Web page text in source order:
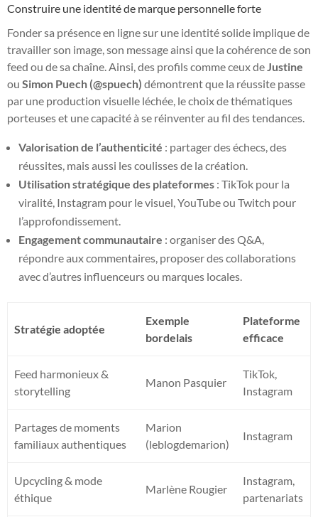
Construire une identité de marque personnelle forte
Fonder sa présence en ligne sur une identité solide implique de
travailler son image, son message ainsi que la cohérence de son
feed ou de sa chaîne. Ainsi, des profils comme ceux de Justine
ou Simon Puech (@spuech) démontrent que la réussite passe
par une production visuelle léchée, le choix de thématiques
porteuses et une capacité à se réinventer au fil des tendances.
Valorisation de l’authenticité : partager des échecs, des
réussites, mais aussi les coulisses de la création.
Utilisation stratégique des plateformes : TikTok pour la
viralité, Instagram pour le visuel, YouTube ou Twitch pour
l’approfondissement.
Engagement communautaire : organiser des Q&A,
répondre aux commentaires, proposer des collaborations
avec d’autres influenceurs ou marques locales.
Stratégie adoptée
Exemple
bordelais
Plateforme
efficace
Feed harmonieux &
storytelling
Manon Pasquier
TikTok,
Instagram
Partages de moments
familiaux authentiques
Marion
(leblogdemarion)
Instagram
Upcycling & mode
éthique
Marlène Rougier
Instagram,
partenariats